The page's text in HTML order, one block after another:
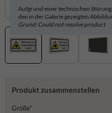
Aufgrund einer technischen
den in der Galerie gezeigten
Grund: Could not resolve product
Produkt zusammenstellen
Größe*